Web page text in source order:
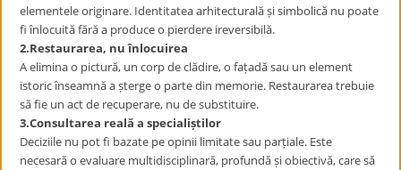
elementele originare. Identitatea arhitecturală și simbolică nu poate
fi înlocuită fără a produce o pierdere ireversibilă.
2.Restaurarea, nu înlocuirea
A elimina o pictură, un corp de clădire, o fațadă sau un element
istoric înseamnă a șterge o parte din memorie. Restaurarea trebuie
să fie un act de recuperare, nu de substituire.
3.Consultarea reală a specialiștilor
Deciziile nu pot fi bazate pe opinii limitate sau parțiale. Este
necesară o evaluare multidisciplinară, profundă și obiectivă, care să